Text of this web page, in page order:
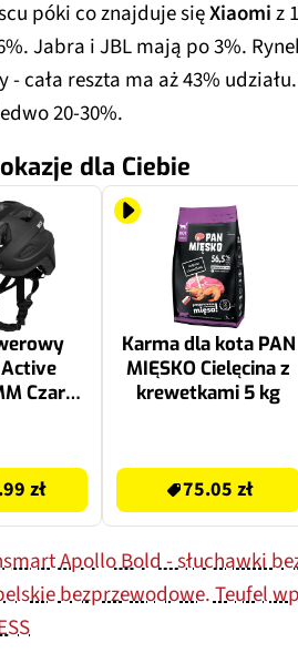
póki co znajduje sięXiaomiz
Jabra i JBL mają po 3%.
cała reszta ma aż 43%
20-30%.
dla Ciebie
Czarny
zł
Karma dla kota PAN
MIĘSKO Cielęcina z
krewetkami 5 kg
75.05 zł
Apollo Bold - słuchawki
bezprzewodowe. Teufel